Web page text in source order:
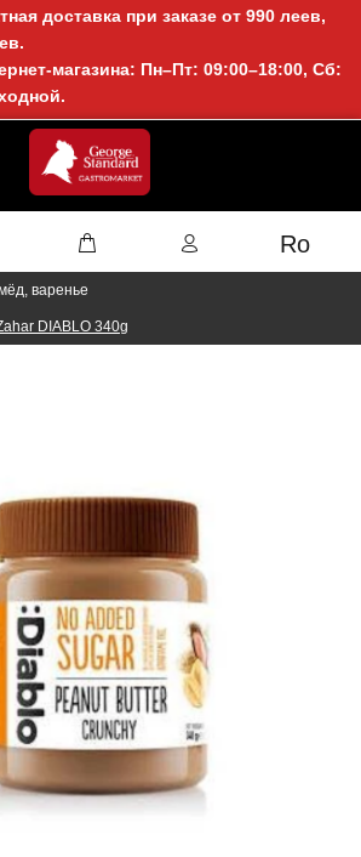
доставка при заказе от 990 леев,
магазина: Пн–Пт: 09:00–18:00, Сб:
Ro
варенье
DIABLO 340g